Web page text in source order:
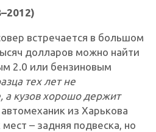
встречается в большом
долларов можно найти
2.0 или бензиновым
тех лет не
а кузов хорошо держит
автомеханик из Харькова
– задняя подвеска, но